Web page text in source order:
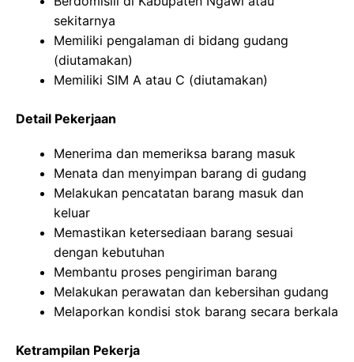
sekitarnya
Memiliki pengalaman di bidang gudang
(diutamakan)
Memiliki SIM A atau C (diutamakan)
Detail Pekerjaan
Menerima dan memeriksa barang masuk
Menata dan menyimpan barang di gudang
Melakukan pencatatan barang masuk dan
keluar
Memastikan ketersediaan barang sesuai
dengan kebutuhan
Membantu proses pengiriman barang
Melakukan perawatan dan kebersihan gudang
Melaporkan kondisi stok barang secara berkala
Ketrampilan Pekerja